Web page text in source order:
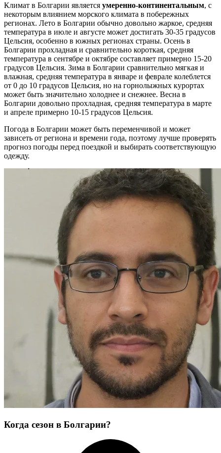
Климат в Болгарии является умеренно-континентальным, с
некоторым влиянием морского климата в побережных
регионах. Лето в Болгарии обычно довольно жаркое, средняя
температура в июле и августе может достигать 30-35 градусов
Цельсия, особенно в южных регионах страны. Осень в
Болгарии прохладная и сравнительно короткая, средняя
температура в сентябре и октябре составляет примерно 15-20
градусов Цельсия. Зима в Болгарии сравнительно мягкая и
влажная, средняя температура в январе и феврале колеблется
от 0 до 10 градусов Цельсия, но на горнолыжных курортах
может быть значительно холоднее и снежнее. Весна в
Болгарии довольно прохладная, средняя температура в марте
и апреле примерно 10-15 градусов Цельсия.
Погода в Болгарии может быть переменчивой и может
зависеть от региона и времени года, поэтому лучше проверять
прогноз погоды перед поездкой и выбирать соответствующую
одежду.
Когда сезон в Болгарии?